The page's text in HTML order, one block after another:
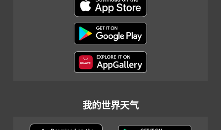
我的世界天气